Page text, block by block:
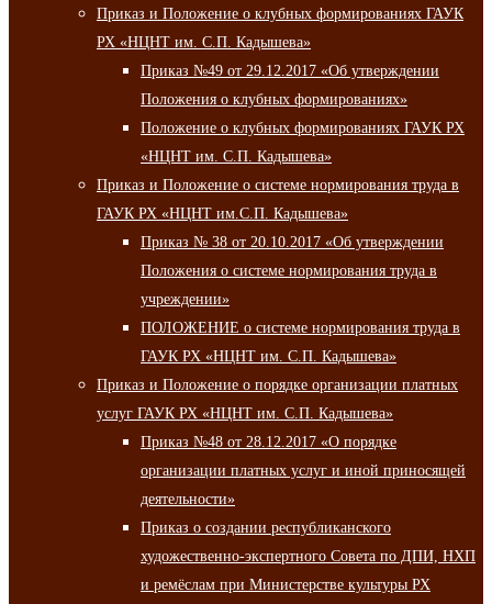
Приказ и Положение о клубных формированиях ГАУК
РХ «НЦНТ им. С.П. Кадышева»
Приказ №49 от 29.12.2017 «Об утверждении
Положения о клубных формированиях»
Положение о клубных формированиях ГАУК РХ
«НЦНТ им. С.П. Кадышева»
Приказ и Положение о системе нормирования труда в
ГАУК РХ «НЦНТ им.С.П. Кадышева»
Приказ № 38 от 20.10.2017 «Об утверждении
Положения о системе нормирования труда в
учреждении»
ПОЛОЖЕНИЕ о системе нормирования труда в
ГАУК РХ «НЦНТ им. С.П. Кадышева»
Приказ и Положение о порядке организации платных
услуг ГАУК РХ «НЦНТ им. С.П. Кадышева»
Приказ №48 от 28.12.2017 «О порядке
организации платных услуг и иной приносящей
деятельности»
Приказ о создании республиканского
художественно-экспертного Совета по ДПИ, НХП
и ремёслам при Министерстве культуры РХ